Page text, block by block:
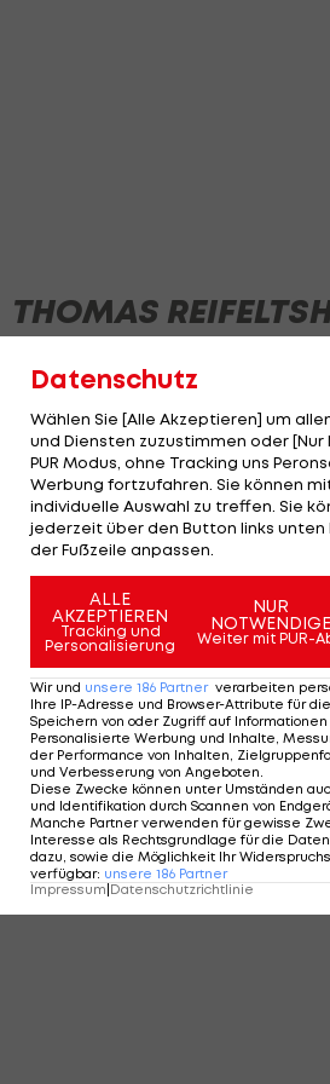
THOMAS
Datenschutz
Wählen Sie [Alle Akzeptieren] um
und Diensten zuzustimmen oder [Nur
PUR Modus, ohne Tracking uns
Werbung fortzufahren. Sie können
individuelle Auswahl zu treffen. Sie
jederzeit über den Button links unten
der Fußzeile anpassen.
ALLE
AKZEPTIEREN
Tracking und
Personalisierung
NUR
NOTWENDIGE
Weiter mit PUR-
Wir und unsere 186 Partner verarbeiten
Ihre IP-Adresse und Browser-Attribute für
Speichern von oder Zugriff auf
Personalisierte Werbung und Inhalte,
der Performance von Inhalten,
und Verbesserung von Angeboten.
Diese Zwecke können unter Umständen
und Identifikation durch Scannen von
Manche Partner verwenden für gewisse
Interesse als Rechtsgrundlage für die
dazu, sowie die Möglichkeit Ihr
verfügbar: unsere 186 Partner
Impressum Datenschutzrichtlinie